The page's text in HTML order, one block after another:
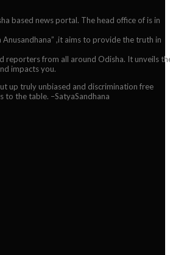
based news portal. The head office of is in
Anusandhana” ,it aims to provide the truth in
reporters from all around Odisha. It unveils
impacts you.
up truly unbiased and discrimination free
to the table. –SatyaSandhana